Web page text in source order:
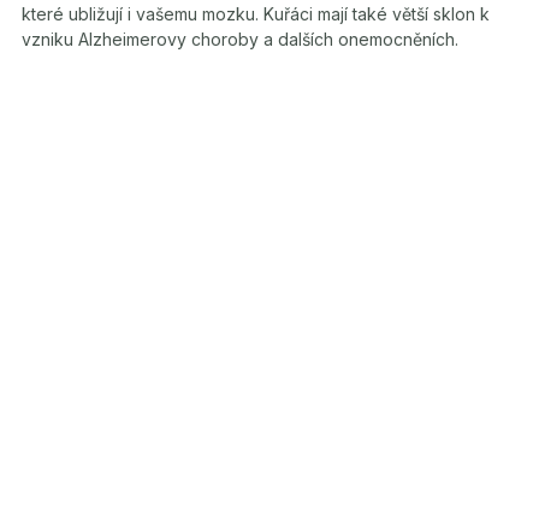
které ubližují i vašemu mozku. Kuřáci mají také větší sklon k
vzniku Alzheimerovy choroby a dalších onemocněních.